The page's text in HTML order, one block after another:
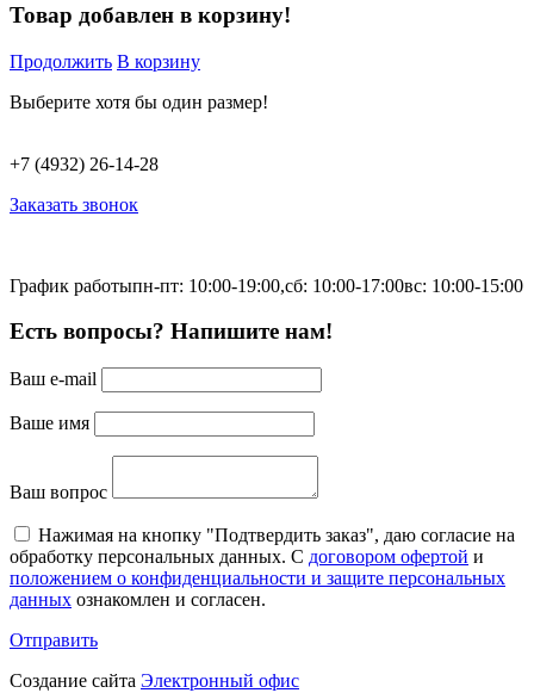
Товар добавлен в корзину!
Продолжить В корзину
Выберите хотя бы один размер!
+7 (4932) 26-14-28
Заказать звонок
График работыпн-пт: 10:00-19:00,сб: 10:00-17:00вс: 10:00-15:00
Есть вопросы? Напишите нам!
Ваш e-mail
Ваше имя
Ваш вопрос
Нажимая на кнопку "Подтвердить заказ", даю согласие на
обработку персональных данных. С договором офертой и
положением о конфиденциальности и защите персональных
данных ознакомлен и согласен.
Отправить
Создание сайта Электронный офис